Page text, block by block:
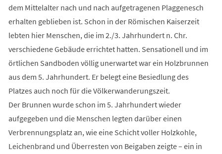
dem Mittelalter nach und nach aufgetragenen Plaggenesch
erhalten geblieben ist. Schon in der Römischen Kaiserzeit
lebten hier Menschen, die im 2./3. Jahrhundert n. Chr.
verschiedene Gebäude errichtet hatten. Sensationell und im
örtlichen Sandboden völlig unerwartet war ein Holzbrunnen
aus dem 5. Jahrhundert. Er belegt eine Besiedlung des
Platzes auch noch für die Völkerwanderungszeit.
Der Brunnen wurde schon im 5. Jahrhundert wieder
aufgegeben und die Menschen legten darüber einen
Verbrennungsplatz an, wie eine Schicht voller Holzkohle,
Leichenbrand und Überresten von Beigaben zeigte – ein in